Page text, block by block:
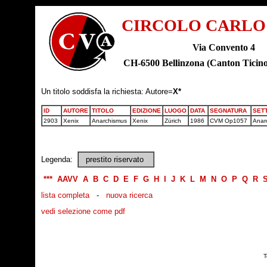
CIRCOLO
Via Convento 4
CH-6500 Bellinzona (Canton
Un titolo soddisfa la richiesta: Autore=X*
ID AUTORE TITOLO EDIZIONE LUOGO DATA SEGNATURA
2903
Xenix Anarchismus Xenix Zürich 1986 CVM Op1057
Legenda: prestito riservato
*** AAVV A B C D E F G H J K L M N O P Q R
lista completa- nuova ricerca
vedi selezione come pdf